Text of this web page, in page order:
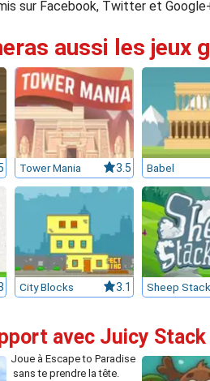
sur Facebook, Twitter et
aussi les jeux
Tower Mania 3.5 Babel
City Blocks 3.1 Sheep
avec Juicy Stack
Joue à Escape to Paradise
sans te prendre la tête.